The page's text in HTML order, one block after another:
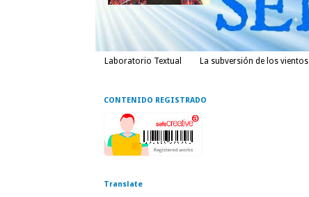
Laboratorio Textual La subversión de los vientos
CONTENIDO REGISTRADO
Translate